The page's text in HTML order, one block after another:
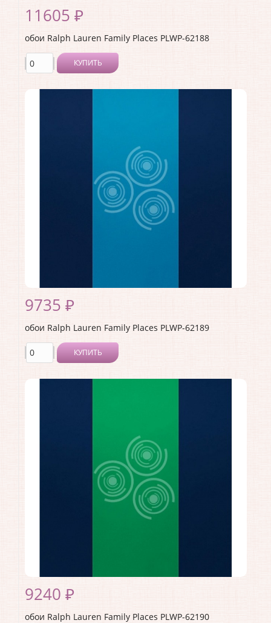
11605 ₽
обои Ralph Lauren Family Places PLWP-62188
КУПИТЬ
Коллекция:Family Places
9735 ₽
обои Ralph Lauren Family Places PLWP-62189
КУПИТЬ
Производитель:Ralph Lauren
Коллекция:Family Places
9240 ₽
обои Ralph Lauren Family Places PLWP-62190